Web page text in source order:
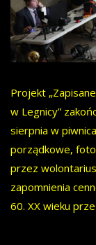
Projekt
w Legnicy”
sierpnia w
porządkowe,
przez
zapomnienia
60. XX wieku